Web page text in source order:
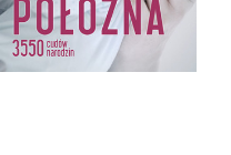
39,90 ZŁ